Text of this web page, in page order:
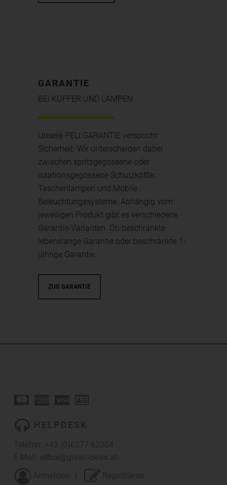
GARANTIE
BEI KOFFER UND LAMPEN
Unsere PELI GARANTIE verspricht
Sicherheit. Wir unterscheiden dabei
zwischen spritzgegossene oder
rotationsgegossene Schutzkoffer,
Taschenlampen und Mobile
Beleuchtungssysteme. Abhängig vom
jeweiligen Produkt gibt es verschiedene
Garantie-Varianten. Ob beschränkte
lebenslange Garantie oder beschränkte 1-
jährige Garantie.
ZUR GARANTIE